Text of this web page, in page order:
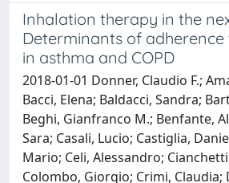
Inhalation therapy in the
Determinants of
in asthma and COPD
2018-01-01 Donner, Claudio F.;
Bacci, Elena; Baldacci, Sandra;
Beghi, Gianfranco M.; Benfante,
Sara; Casali, Lucio; Castiglia,
Mario; Celi, Alessandro;
Colombo, Giorgio; Crimi, Claudia;